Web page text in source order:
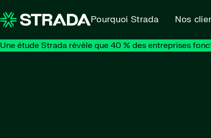
Pourquoi Strada Nos
Une étude Strada révèle que 40 % des entreprises